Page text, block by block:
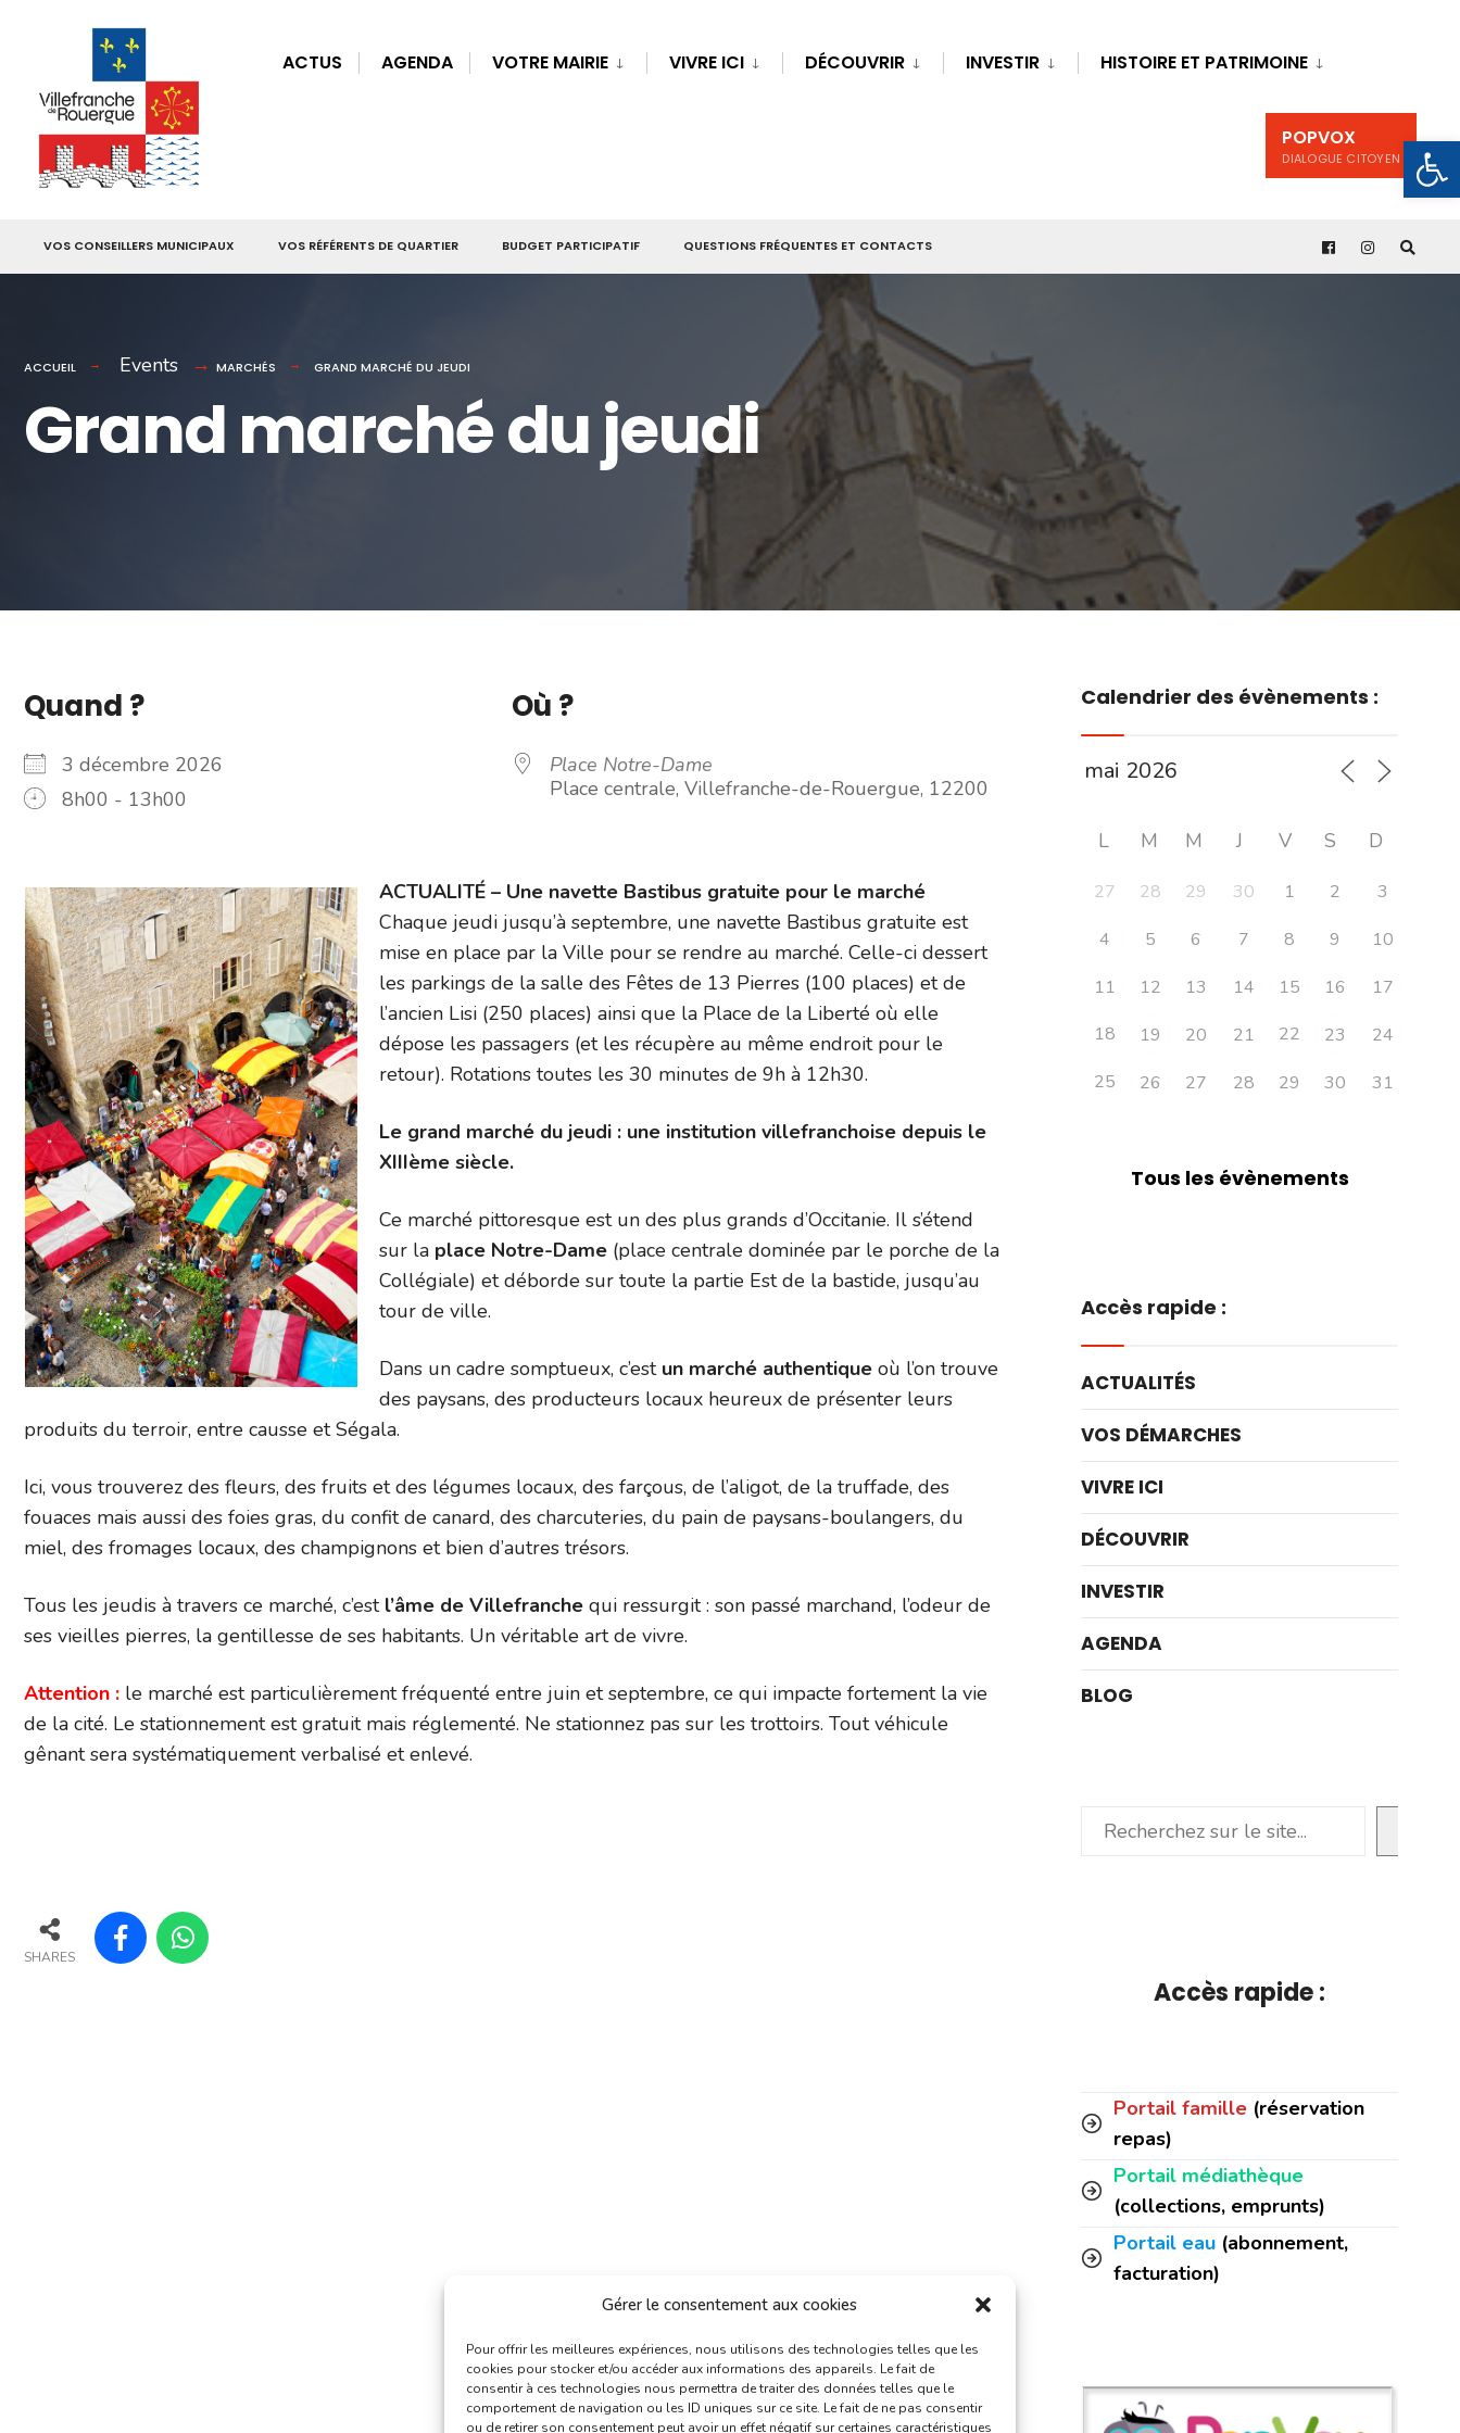
Gérer le consentement aux cookies
Pour offrir les meilleures expériences, nous utilisons des technologies telles que les
cookies pour stocker et/ou accéder aux informations des appareils. Le fait de
consentir à ces technologies nous permettra de traiter des données telles que le
comportement de navigation ou les ID uniques sur ce site. Le fait de ne pas consentir
ou de retirer son consentement peut avoir un effet négatif sur certaines caractéristiques
ACTUS AGENDA VOTRE MAIRIE VIVRE ICI DÉCOUVRIR INVESTIR HISTOIRE ET PATRIMOINE
POPVOX
DIALOGUE CITOYEN
VOS CONSEILLERS MUNICIPAUX VOS RÉFÉRENTS DE QUARTIER BUDGET PARTICIPATIF QUESTIONS FRÉQUENTES ET CONTACTS
ACCUEIL Events MARCHÉS GRAND MARCHÉ DU JEUDI
Grand marché du jeudi
Quand ?
3 décembre 2026
8h00 - 13h00
Où ?
Place Notre-Dame
Place centrale, Villefranche-de-Rouergue, 12200
ACTUALITÉ – Une navette Bastibus gratuite pour le marché
Chaque jeudi jusqu’à septembre, une navette Bastibus gratuite est
mise en place par la Ville pour se rendre au marché. Celle-ci dessert
les parkings de la salle des Fêtes de 13 Pierres (100 places) et de
l’ancien Lisi (250 places) ainsi que la Place de la Liberté où elle
dépose les passagers (et les récupère au même endroit pour le
retour). Rotations toutes les 30 minutes de 9h à 12h30.
Le grand marché du jeudi : une institution villefranchoise depuis le
XIIIème siècle.
Ce marché pittoresque est un des plus grands d’Occitanie. Il s’étend
sur la place Notre-Dame (place centrale dominée par le porche de la
Collégiale) et déborde sur toute la partie Est de la bastide, jusqu’au
tour de ville.
Dans un cadre somptueux, c’estun marché authentique où l’on trouve
des paysans, des producteurs locaux heureux de présenter leurs
produits du terroir, entre causse et Ségala.
Ici, vous trouverez des fleurs, des fruits et des légumes locaux, des farçous, de l’aligot, de la truffade, des
fouaces mais aussi des foies gras, du confit de canard, des charcuteries, du pain de paysans-boulangers, du
miel, des fromages locaux, des champignons et bien d’autres trésors.
Tous les jeudis à travers ce marché, c’est l’âme de Villefranche qui ressurgit : son passé marchand, l’odeur de
ses vieilles pierres, la gentillesse de ses habitants. Un véritable art de vivre.
Attention : le marché est particulièrement fréquenté entre juin et septembre, ce qui impacte fortement la vie
de la cité. Le stationnement est gratuit mais réglementé. Ne stationnez pas sur les trottoirs. Tout véhicule
gênant sera systématiquement verbalisé et enlevé.
SHARES
Calendrier des évènements :
L M M J V S D
27 28 29 30 1 2
3
4
5 6 7 8 9
10
11
12 13 14 15 16
17
18
19 20 21 22 23
24
25
26 27 28 29 30 31
Tous les évènements
Accès rapide :
ACTUALITÉS
VOS DÉMARCHES
VIVRE ICI
DÉCOUVRIR
INVESTIR
AGENDA
BLOG
Rechercher
Accès rapide :
Portail famille (réservation
repas)
Portail médiathèque
(collections, emprunts)
Portail eau (abonnement,
facturation)